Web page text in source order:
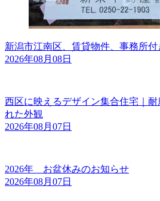
新潟市江南区、賃貸物件、事務所
2026年08月08日
西区に映えるデザイン集合住宅｜
れた外観
2026年08月07日
2026年 お盆休みのお知らせ
2026年08月07日